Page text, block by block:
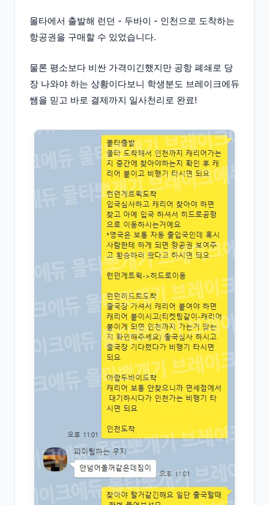
몰타에서 출발해 런던 - 두바이 - 인천으로 도착하는
항공권을 구매할 수 있었습니다.
물론 평소보다 비싼 가격이긴했지만 공항 폐쇄로 당
장 나와야 하는 상황이다보니 학생분도 브레이크에듀
쌤을 믿고 바로 결제까지 일사천리로 완료!